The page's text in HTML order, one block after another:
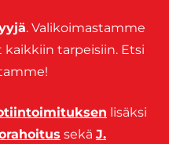
. Valikoimastamme
tarpeisiin. Etsi
lisäksi
sekä J.